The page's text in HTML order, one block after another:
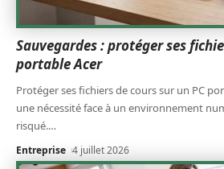
Sauvegardes : protéger ses
portable Acer
Protéger ses fichiers de cours sur un PC
une nécessité face à un environnement
risqué.…
Entreprise 4 juillet 2026